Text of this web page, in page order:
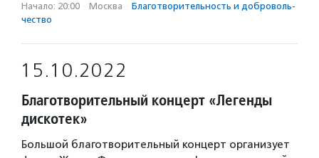
Начало: 20:00 · Москва · Благотвори­тель­ность и доброволь­
чест­во
15.10.2022
Благотворительный концерт «Легенды
дискотек»
Большой благотворительный концерт организует